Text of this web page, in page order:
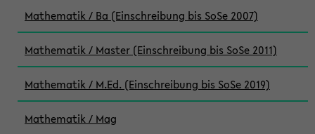
Mathematik / Ba (Einschreibung bis SoSe 2007)
Mathematik / Master (Einschreibung bis SoSe 2011)
Mathematik / M.Ed. (Einschreibung bis SoSe 2019)
Mathematik / Mag